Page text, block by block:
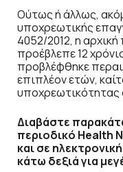
Ούτως ή άλλως,
υποχρεωτικής
4052/2012, η
προέβλεπε 12
προβλέφθηκε
επιπλέον ετών,
υποχρεωτικότητας
Διαβάστε
περιοδικό Health
και σε
κάτω δεξιά για